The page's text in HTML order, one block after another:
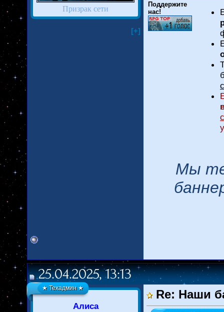
Призрак сети
[+]
Поддержите
нас!
Мы
25.04.2025, 13:13
Алиса
★ Техадмин ★ Re: Наши